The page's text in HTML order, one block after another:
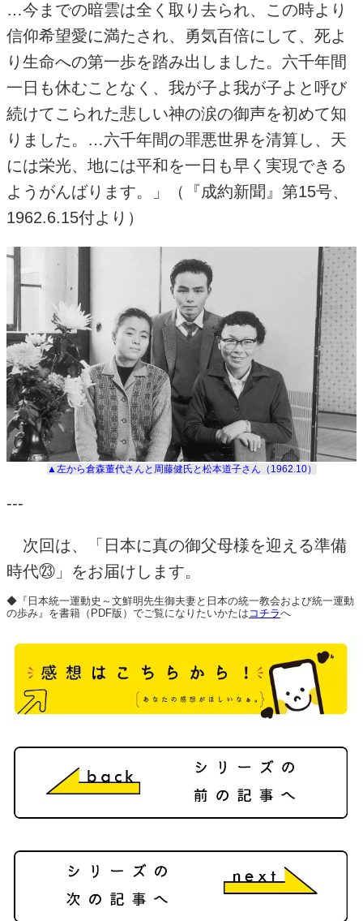
…今までの暗雲は全く取り去られ、この時より
信仰希望愛に満たされ、勇気百倍にして、死よ
り生命への第一歩を踏み出しました。六千年間
一日も休むことなく、我が子よ我が子よと呼び
続けてこられた悲しい神の涙の御声を初めて知
りました。…六千年間の罪悪世界を清算し、天
には栄光、地には平和を一日も早く実現できる
ようがんばります。」（『成約新聞』第15号、
1962.6.15付より）
▲左から倉森董代さんと周藤健氏と松本道子さん（1962.10）
---
次回は、「日本に真の御父母様を迎える準備
時代㉓」をお届けします。
◆『日本統一運動史～文鮮明先生御夫妻と日本の統一教会および統一運動
の歩み』を書籍（PDF版）でご覧になりたいかたは コチラへ